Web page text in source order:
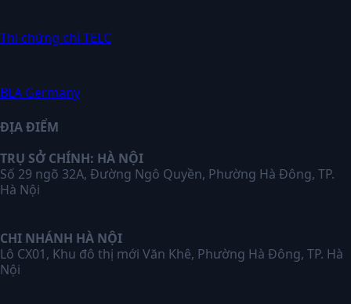
Thi chứng chỉ TELC
BLA Germany
ĐỊA ĐIỂM
TRỤ SỞ CHÍNH: HÀ NỘI
Số 29 ngõ 32A, Đường Ngô Quyền, Phường Hà Đông, TP.
Hà Nội
CHI NHÁNH HÀ NỘI
Lô CX01, Khu đô thị mới Văn Khê, Phường Hà Đông, TP. Hà
Nội